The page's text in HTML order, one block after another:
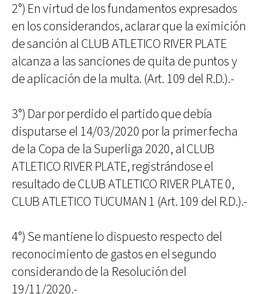
2°) En virtud de los fundamentos expresados
en los considerandos, aclarar que la eximición
de sanción al CLUB ATLETICO RIVER PLATE
alcanza a las sanciones de quita de puntos y
de aplicación de la multa. (Art. 109 del R.D.).-
3°) Dar por perdido el partido que debía
disputarse el 14/03/2020 por la primer fecha
de la Copa de la Superliga 2020, al CLUB
ATLETICO RIVER PLATE, registrándose el
resultado de CLUB ATLETICO RIVER PLATE 0,
CLUB ATLETICO TUCUMAN 1 (Art. 109 del R.D.).-
4°) Se mantiene lo dispuesto respecto del
reconocimiento de gastos en el segundo
considerando de la Resolución del
19/11/2020.-